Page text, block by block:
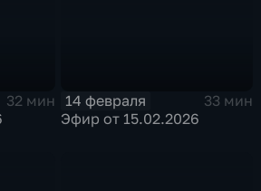
32 мин
14 февраля
33 мин
Эфир от 15.02.2026